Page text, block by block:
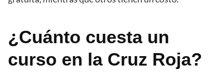
¿Cuánto cuesta un
curso en la Cruz Roja?